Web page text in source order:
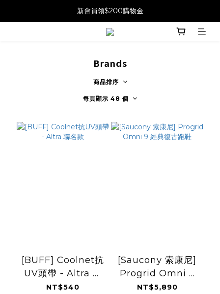
新會員領$200購物金
Brands
商品排序
每頁顯示 48 個
[BUFF] Coolnet抗
UV頭帶 - Altra 聯
名款
NT$540
[Saucony 索康尼]
Progrid Omni 9
經典復古跑鞋
NT$5,890